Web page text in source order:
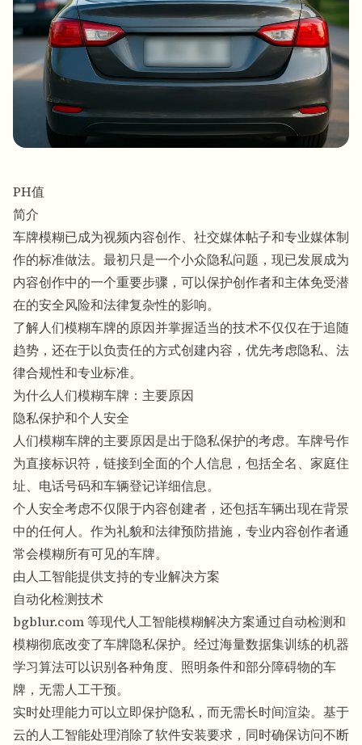
联系表单
视频智能
批量背景移除
PH值
简介
车牌模糊已成为视频内容创作、社交媒体帖子和专业媒体制
作的标准做法。最初只是一个小众隐私问题，现已发展成为
内容创作中的一个重要步骤，可以保护创作者和主体免受潜
在的安全风险和法律复杂性的影响。
了解人们模糊车牌的原因并掌握适当的技术不仅仅在于追随
趋势，还在于以负责任的方式创建内容，优先考虑隐私、法
律合规性和专业标准。
为什么人们模糊车牌：主要原因
隐私保护和个人安全
人们模糊车牌的主要原因是出于隐私保护的考虑。车牌号作
为直接标识符，链接到全面的个人信息，包括全名、家庭住
址、电话号码和车辆登记详细信息。
个人安全考虑不仅限于内容创建者，还包括车辆出现在背景
中的任何人。作为礼貌和法律预防措施，专业内容创作者通
常会模糊所有可见的车牌。
由人工智能提供支持的专业解决方案
自动化检测技术
bgblur.com 等现代人工智能模糊解决方案通过自动检测和
模糊彻底改变了车牌隐私保护。经过海量数据集训练的机器
学习算法可以识别各种角度、照明条件和部分障碍物的车
牌，无需人工干预。
实时处理能力可以立即保护隐私，而无需长时间渲染。基于
云的人工智能处理消除了软件安装要求，同时确保访问不断